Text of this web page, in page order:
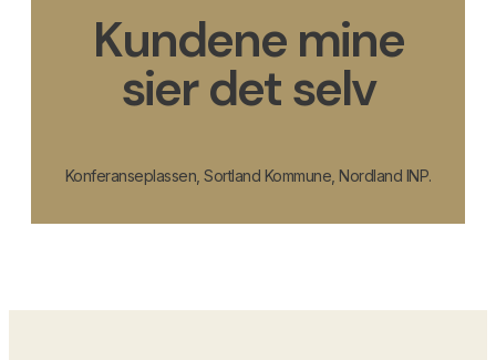
Kundene mine
sier det selv
Konferanseplassen, Sortland Kommune, Nordland INP.